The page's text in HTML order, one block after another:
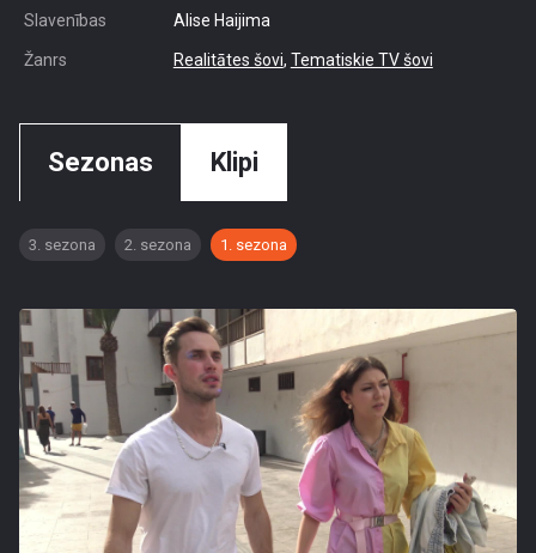
Slavenības Alise Haijima
Žanrs Realitātes šovi, Tematiskie TV šovi
Sezonas Klipi
3. sezona 2. sezona 1. sezona